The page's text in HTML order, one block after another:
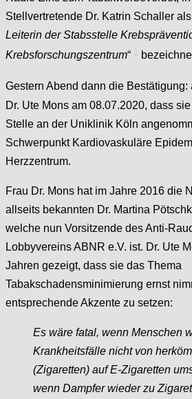
Stellvertretende Dr. Katrin Schaller als
Leiterin der Stabsstelle
Krebsforschungszentrum“
Gestern Abend dann die Bestätigung:
Dr. Ute Mons am 08.07.2020, dass
Stelle an der Uniklinik Köln
Schwerpunkt Kardiovaskuläre
Herzzentrum.
Frau Dr. Mons hat im Jahre 2016 die
allseits bekannten Dr. Martina
welche nun Vorsitzende des Anti-
Lobbyvereins ABNR e.V. ist. Dr. Ute
Jahren gezeigt, dass sie das Thema
Tabakschadensminimierung ernst
entsprechende Akzente zu setzen:
Es wäre fatal, wenn Menschen
Krankheitsfälle nicht von
(Zigaretten) auf E-Zigaretten
wenn Dampfer wieder zu